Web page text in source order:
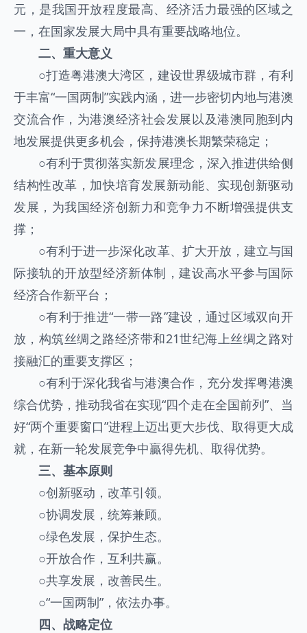
元，是我国开放程度最高、经济活力最强的区域之
一，在国家发展大局中具有重要战略地位。
二、重大意义
○打造粤港澳大湾区，建设世界级城市群，有利
于丰富“一国两制”实践内涵，进一步密切内地与港澳
交流合作，为港澳经济社会发展以及港澳同胞到内
地发展提供更多机会，保持港澳长期繁荣稳定；
○有利于贯彻落实新发展理念，深入推进供给侧
结构性改革，加快培育发展新动能、实现创新驱动
发展，为我国经济创新力和竞争力不断增强提供支
撑；
○有利于进一步深化改革、扩大开放，建立与国
际接轨的开放型经济新体制，建设高水平参与国际
经济合作新平台；
○有利于推进“一带一路”建设，通过区域双向开
放，构筑丝绸之路经济带和21世纪海上丝绸之路对
接融汇的重要支撑区；
○有利于深化我省与港澳合作，充分发挥粤港澳
综合优势，推动我省在实现“四个走在全国前列”、当
好“两个重要窗口”进程上迈出更大步伐、取得更大成
就，在新一轮发展竞争中贏得先机、取得优势。
三、基本原则
○创新驱动，改革引领。
○协调发展，统筹兼顾。
○绿色发展，保护生态。
○开放合作，互利共赢。
○共享发展，改善民生。
○“一国两制”，依法办事。
四、战略定位